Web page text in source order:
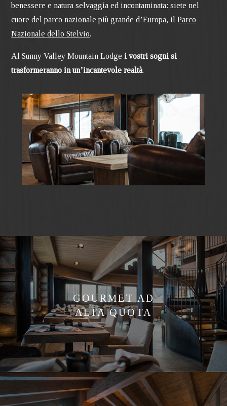
benessere e natura selvaggia ed incontaminata: siete nel
cuore del parco nazionale più grande d’Europa, ilParco
Nazionale dello Stelvio.
Al Sunny Valley Mountain Lodge i vostri sogni si
trasformeranno in un’incantevole realtà.
GOURMET AD
ALTA QUOTA